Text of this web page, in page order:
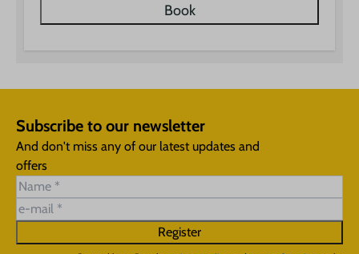
Book
Subscribe to our newsletter
And don't miss any of our latest updates and
offers
Register